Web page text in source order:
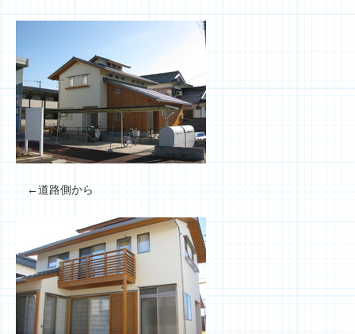
←道路側から